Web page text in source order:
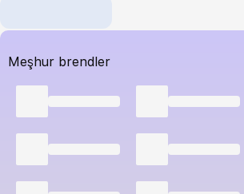
Meşhur brendler